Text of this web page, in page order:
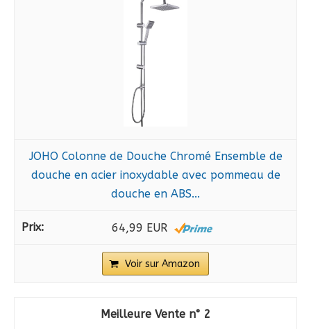
JOHO Colonne de Douche Chromé Ensemble de
douche en acier inoxydable avec pommeau de
douche en ABS...
64,99 EUR
Voir sur Amazon
2